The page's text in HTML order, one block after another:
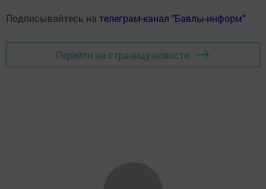
Подписывайтесь на телеграм-канал "Бавлы-информ"
Перейти на страницу новости